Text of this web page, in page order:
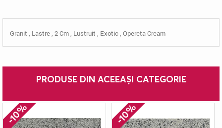
Granit , Lastre, 2 Cm, Lustruit , Exotic, Opereta Cream
PRODUSE DIN ACEEAȘI CATEGORIE
-10% -10%